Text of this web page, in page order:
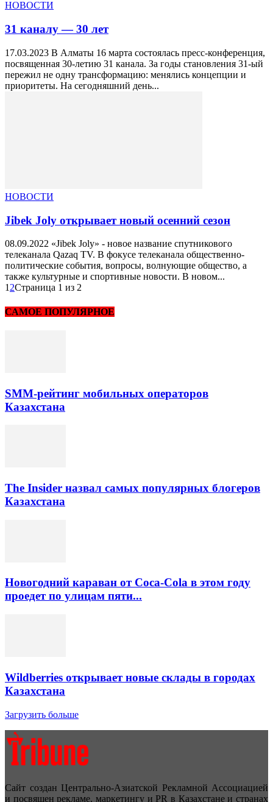
НОВОСТИ
31 каналу — 30 лет
17.03.2023 В Алматы 16 марта состоялась пресс-конференция,
посвященная 30-летию 31 канала. За годы становления 31-ый
пережил не одну трансформацию: менялись концепции и
приоритеты. На сегодняшний день...
НОВОСТИ
Jibek Joly открывает новый осенний сезон
08.09.2022 «Jibek Joly» - новое название спутникового
телеканала Qazaq TV. В фокусе телеканала общественно-
политические события, вопросы, волнующие общество, а
также культурные и спортивные новости. В новом...
1 2Страница 1 из 2
САМОЕ ПОПУЛЯРНОЕ
SMM-рейтинг мобильных операторов
Казахстана
The Insider назвал самых популярных блогеров
Казахстана
Новогодний караван от Coca-Cola в этом году
проедет по улицам пяти...
Wildberries открывает новые склады в городах
Казахстана
Загрузить больше
Сайт создан Центрально-Азиатской Рекламной Ассоциацией
и посвящен рекламе, маркетингу и PR в Казахстане и странах